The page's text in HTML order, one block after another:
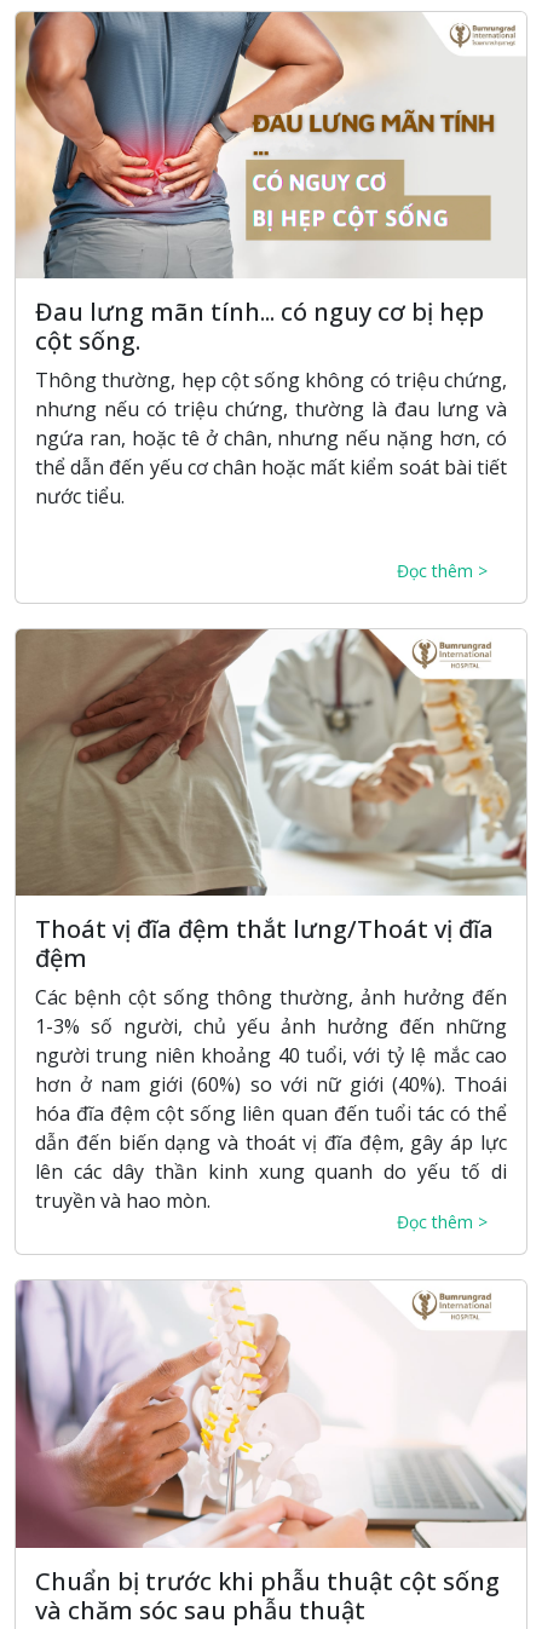
Đau lưng mãn tính... có nguy cơ bị hẹp
cột sống.
Thông thường, hẹp cột sống không có triệu chứng,
nhưng nếu có triệu chứng, thường là đau lưng và
ngứa ran, hoặc tê ở chân, nhưng nếu nặng hơn, có
thể dẫn đến yếu cơ chân hoặc mất kiểm soát bài tiết
nước tiểu.
Đọc thêm >
Thoát vị đĩa đệm thắt lưng/Thoát vị đĩa
đệm
Các bệnh cột sống thông thường, ảnh hưởng đến
1-3% số người, chủ yếu ảnh hưởng đến những
người trung niên khoảng 40 tuổi, với tỷ lệ mắc cao
hơn ở nam giới (60%) so với nữ giới (40%). Thoái
hóa đĩa đệm cột sống liên quan đến tuổi tác có thể
dẫn đến biến dạng và thoát vị đĩa đệm, gây áp lực
lên các dây thần kinh xung quanh do yếu tố di
truyền và hao mòn.
Đọc thêm >
Chuẩn bị trước khi phẫu thuật cột sống
và chăm sóc sau phẫu thuật